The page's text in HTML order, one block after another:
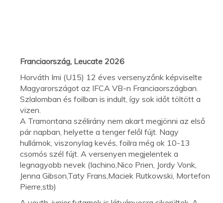
Franciaország, Leucate 2026
Horváth Imi (U15) 12 éves versenyzőnk képviselte
Magyarországot az IFCA VB-n Franciaországban.
Szlalomban és foilban is indult, így sok időt töltött a
vizen.
A Tramontana szélirány nem akart megjönni az első
pár napban, helyette a tenger felől fújt. Nagy
hullámok, viszonylag kevés, foilra még ok 10-13
csomós szél fújt. A versenyen megjelentek a
legnagyobb nevek (Iachino,Nico Prien, Jordy Vonk,
Jenna Gibson,Taty Frans,Maciek Rutkowski, Mortefon
Pierre,stb)